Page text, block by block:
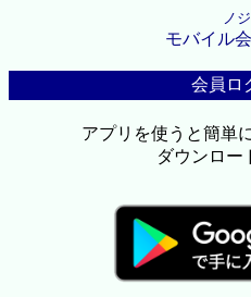
ノ
モバイル
会員ロ
アプリを使うと簡単
ダウンロー